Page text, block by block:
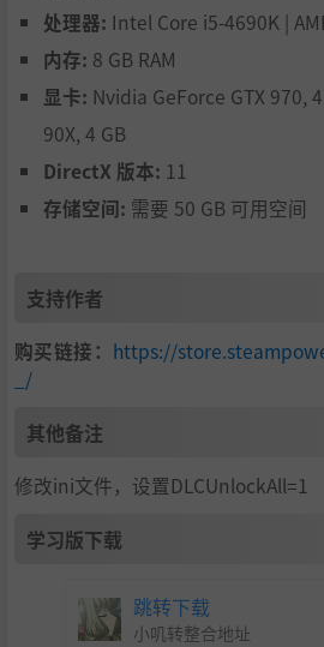
处理器: Intel Core i5-4690K |
内存: 8 GB RAM
显卡: Nvidia GeForce GTX 970,
90X, 4 GB
DirectX 版本: 11
存储空间: 需要 50 GB 可用空间
支持作者
购买链接： https://
_/
其他备注
修改ini文件，设置DLCUnlockAll=1
学习版下载
跳转下载
小叽转整合地址